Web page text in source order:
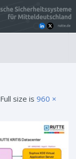
size is 960 ×